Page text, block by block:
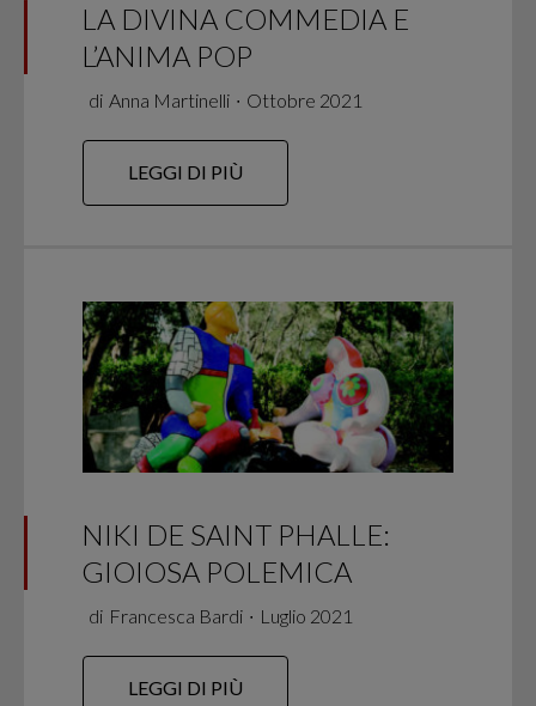
LA DIVINA COMMEDIA E
L’ANIMA POP
di Anna Martinelli ∙ Ottobre 2021
LEGGI DI PIÙ
NIKI DE SAINT PHALLE:
GIOIOSA POLEMICA
di Francesca Bardi ∙ Luglio 2021
LEGGI DI PIÙ